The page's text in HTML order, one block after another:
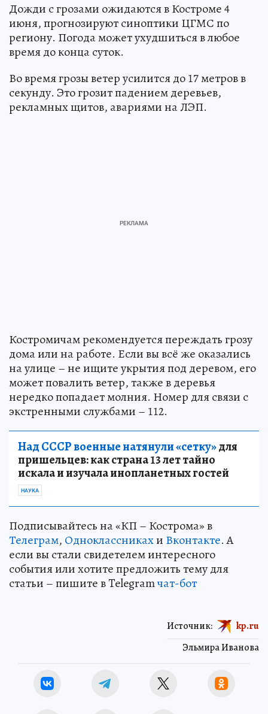
Дожди с грозами ожидаются в Костроме 4
июня, прогнозируют синоптики ЦГМС по
региону. Погода может ухудшиться в любое
время до конца суток.
Во время грозы ветер усилится до 17 метров в
секунду. Это грозит падением деревьев,
рекламных щитов, авариями на ЛЭП.
Костромичам рекомендуется переждать грозу
дома или на работе. Если вы всё же оказались
на улице – не ищите укрытия под деревом, его
может повалить ветер, также в деревья
нередко попадает молния. Номер для связи с
экстренными службами – 112.
Над СССР военные натянули «сетку»для
пришельцев: как страна 13 лет тайно
искала и изучала инопланетных гостей
НАУКА
Подписывайтесь на «КП – Кострома» в
Телеграм, Одноклассникахи Вконтакте. А
если вы стали свидетелем интересного
события или хотите предложить тему для
статьи – пишите в Telegramчат-бот
Эльмира Иванова
Источник: kp.ru